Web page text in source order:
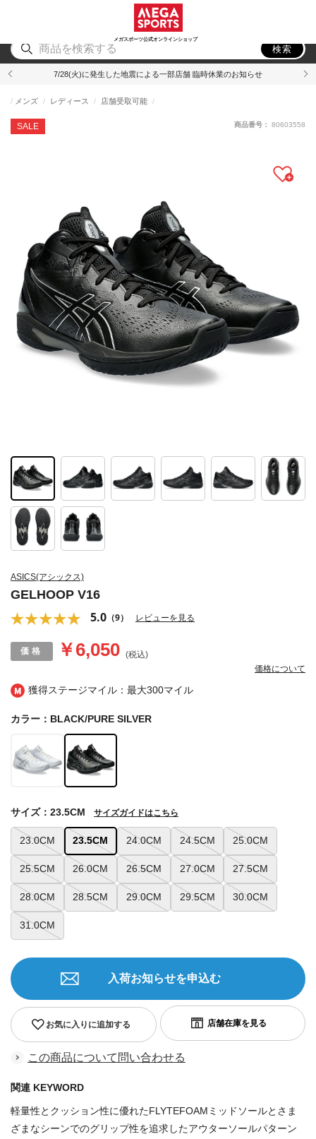
メガスポーツ公式オンラインショップ
アウトドア
検索
7/28(火)に発生した地震による一部店舗 臨時休業のお知らせ
獲得ステージマイル：最大300マイル
ASICS(アシックス)
GELHOOP V16
5.0 （9） レビューを見る
SALE
メンズ レディース 店舗受取可能
￥6,050 (税込)
価格について
商品番号： 80603558
カラー：BLACK/PURE SILVER
23.0CM 23.5CM 24.0CM 24.5CM 25.0CM
25.5CM 26.0CM 26.5CM 27.0CM 27.5CM
28.0CM 28.5CM 29.0CM 29.5CM 30.0CM
31.0CM
サイズ：23.5CM サイズガイドはこちら
お気に入りに追加する
入荷お知らせを申込む
この商品について問い合わせる
関連 KEYWORD
軽量性とクッション性に優れたFLYTEFOAMミッドソールとさま
ざまなシーンでのグリップ性を追求したアウターソールパターン